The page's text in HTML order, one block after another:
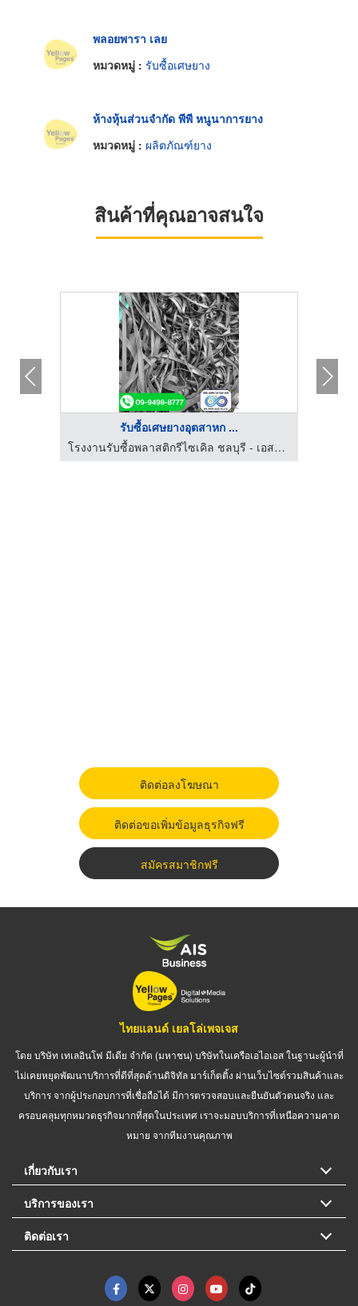
พลอยพารา เลย
หมวดหมู่ : รับซื้อเศษยาง
ห้างหุ้นส่วนจำกัด พีพี หนูนาการยาง
หมวดหมู่ : ผลิตภัณฑ์ยาง
สินค้าที่คุณอาจสนใจ
รับซื้อเศษยางอุตสาหก ...
โรงงานรับซื้อพลาสติกรีไซเคิล ชลบุรี - เอสพีเค ไวท์ โกลด์
ติดต่อลงโฆษณา
ติดต่อขอเพิ่มข้อมูลธุรกิจฟรี
สมัครสมาชิกฟรี
ไทยแลนด์ เยลโล่เพจเจส
โดย บริษัท เทเลอินโฟ มีเดีย จำกัด (มหาชน) บริษัทในเครือเอไอเอส ในฐานะผู้นำที่
ไม่เคยหยุดพัฒนาบริการที่ดีที่สุดด้านดิจิทัล มาร์เก็ตติ้ง ผ่านเว็บไซต์รวมสินค้าและ
บริการ จากผู้ประกอบการที่เชื่อถือได้ มีการตรวจสอบและยืนยันตัวตนจริง และ
ครอบคลุมทุกหมวดธุรกิจมากที่สุดในประเทศ เราจะมอบบริการที่เหนือความคาด
หมาย จากทีมงานคุณภาพ
เกี่ยวกับเรา
บริการของเรา
ติดต่อเรา